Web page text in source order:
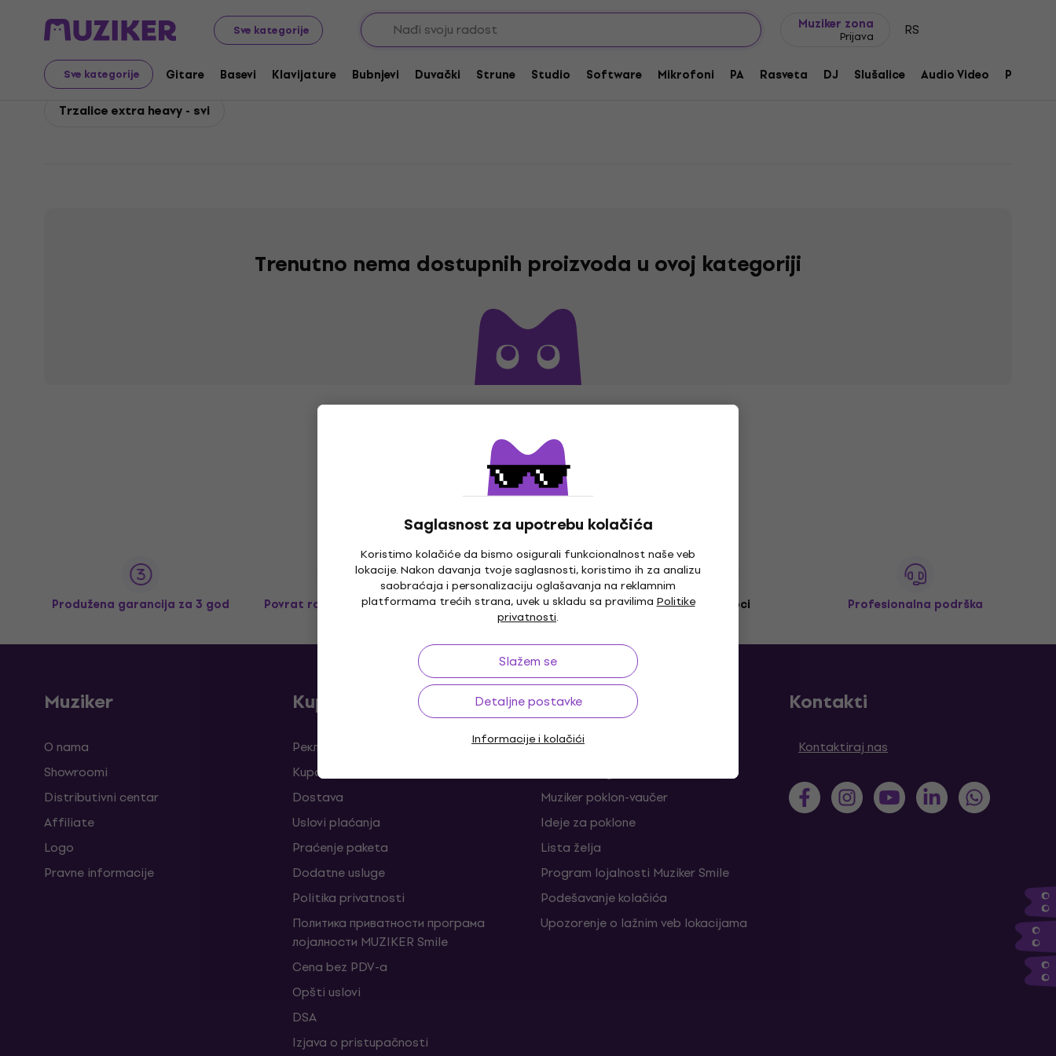
Sve kategorije
Muziker zona
Prijava RS
Sve kategorije Gitare Basevi Klavijature Bubnjevi Duvački Strune Studio Software Mikrofoni PA Rasveta DJ Slušalice Audio Video Pribor
Saglasnost za upotrebu kolačića
Koristimo kolačiće da bismo osigurali funkcionalnost naše veb
lokacije. Nakon davanja tvoje saglasnosti, koristimo ih za analizu
saobraćaja i personalizaciju oglašavanja na reklamnim
platformama trećih strana, uvek u skladu sa pravilima Politike
privatnosti.
Slažem se
Detaljne postavke
Informacije i kolačići
Dunlop Gitare Oprema za gitare Trzalice za gitaru Dunlop Trzalice extra heavy
Dunlop Trzalice extra heavy
Trzalice extra heavy - svi
Trenutno nema dostupnih proizvoda u ovoj kategoriji
Produžena garancija za 3 god Povrat robe do 30 dana Garancija cene 3M+ kupci Profesionalna podrška
Muziker
O nama
Showroomi
Distributivni centar
Affiliate
Logo
Pravne informacije
Kupovina
Рекламације и одустанци од уговора
Kuponi
Dostava
Uslovi plaćanja
Praćenje paketa
Dodatne usluge
Politika privatnosti
Политика приватности програма
лојалности MUZIKER Smile
Cena bez PDV-a
Opšti uslovi
DSA
Izjava o pristupačnosti
Korisni linkovi
FAQ - Često postavljana pitanja
Muziker poklon-vaučer
Ideje za poklone
Lista želja
Program lojalnosti Muziker Smile
Podešavanje kolačića
Upozorenje o lažnim veb lokacijama
Kontakti
Kontaktiraj nas